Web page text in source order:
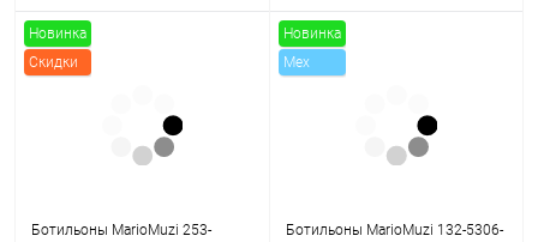
Новинка
Скидки
Ботильоны MarioMuzi 253-
Новинка
Mex
Ботильоны MarioMuzi 132-5306-